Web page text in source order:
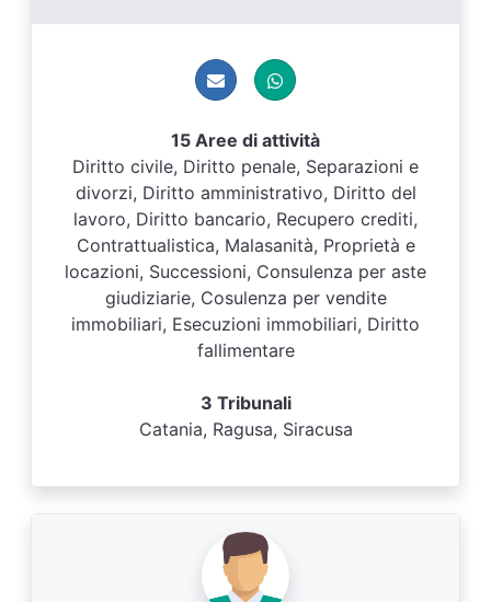
15 Aree di attività
Diritto civile, Diritto penale, Separazioni e
divorzi, Diritto amministrativo, Diritto del
lavoro, Diritto bancario, Recupero crediti,
Contrattualistica, Malasanità, Proprietà e
locazioni, Successioni, Consulenza per aste
giudiziarie, Cosulenza per vendite
immobiliari, Esecuzioni immobiliari, Diritto
fallimentare
3 Tribunali
Catania, Ragusa, Siracusa